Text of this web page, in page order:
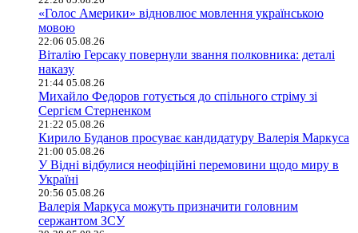
«Голос Америки» відновлює мовлення українською
мовою
22:06 05.08.26
Віталію Герсаку повернули звання полковника: деталі
наказу
21:44 05.08.26
Михайло Федоров готується до спільного стріму зі
Сергієм Стерненком
21:22 05.08.26
Кирило Буданов просуває кандидатуру Валерія Маркуса
21:00 05.08.26
У Відні відбулися неофіційні перемовини щодо миру в
Україні
20:56 05.08.26
Валерія Маркуса можуть призначити головним
сержантом ЗСУ